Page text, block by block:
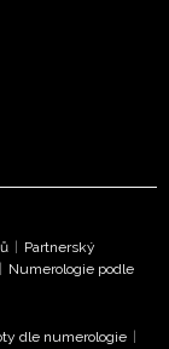
Partnerský
Numerologie podle
dle numerologie